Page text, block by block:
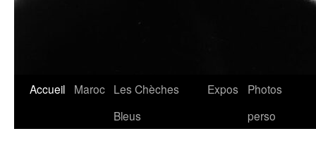
Accueil Maroc Les Chèches
Bleus
Expos
Photos
perso